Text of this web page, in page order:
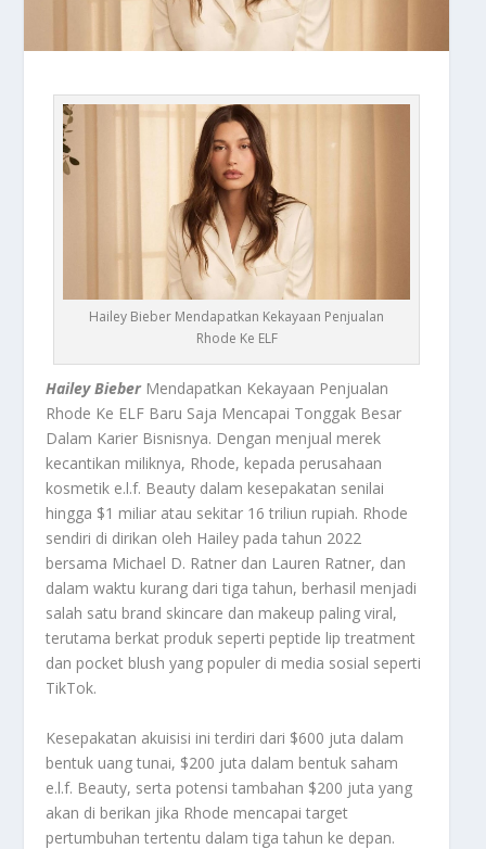
Hailey Bieber Mendapatkan Kekayaan Penjualan
Rhode Ke ELF
Hailey Bieber Mendapatkan Kekayaan Penjualan
Rhode Ke ELF Baru Saja Mencapai Tonggak Besar
Dalam Karier Bisnisnya. Dengan menjual merek
kecantikan miliknya, Rhode, kepada perusahaan
kosmetik e.l.f. Beauty dalam kesepakatan senilai
hingga $1 miliar atau sekitar 16 triliun rupiah. Rhode
sendiri di dirikan oleh Hailey pada tahun 2022
bersama Michael D. Ratner dan Lauren Ratner, dan
dalam waktu kurang dari tiga tahun, berhasil menjadi
salah satu brand skincare dan makeup paling viral,
terutama berkat produk seperti peptide lip treatment
dan pocket blush yang populer di media sosial seperti
TikTok.
Kesepakatan akuisisi ini terdiri dari $600 juta dalam
bentuk uang tunai, $200 juta dalam bentuk saham
e.l.f. Beauty, serta potensi tambahan $200 juta yang
akan di berikan jika Rhode mencapai target
pertumbuhan tertentu dalam tiga tahun ke depan.